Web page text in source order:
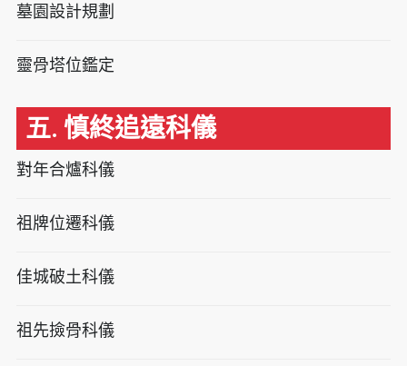
墓園設計規劃
靈骨塔位鑑定
五. 慎終追遠科儀
對年合爐科儀
祖牌位遷科儀
佳城破土科儀
祖先撿骨科儀